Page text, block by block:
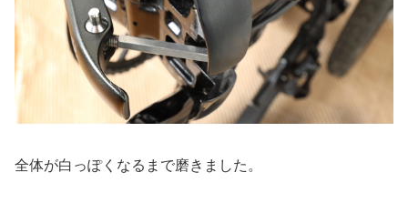
全体が白っぽくなるまで磨きました。